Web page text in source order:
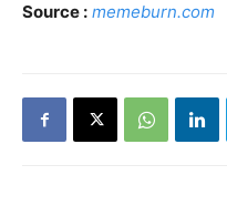
Source : memeburn.com